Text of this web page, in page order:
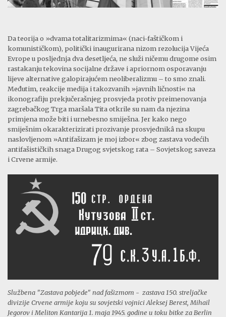
Da teorija o »dvama totalitarizmima« (naci-faštičkom i
komunističkom), politički inaugurirana nizom rezolucija Vijeća
Evrope u posljednja dva desetljeća, ne služi ničemu drugome osim
rastakanju tekovina socijalne države i apriornom osporavanju
lijeve alternative galopirajućem neoliberalizmu – to smo znali.
Međutim, reakcije medija i takozvanih »javnih ličnosti« na
ikonografiju prekjučerašnjeg prosvjeda protiv preimenovanja
zagrebačkog Trga maršala Tita otkrile su nam da njezina
primjena može biti i urnebesno smiješna. Jer kako nego
smiješnim okarakterizirati prozivanje prosvjednikâ na skupu
naslovljenom »Antifašizam je moj izbor« zbog zastava vodećih
antifašističkih snaga Drugog svjetskog rata – Sovjetskog saveza
i Crvene armije.
Službena "Zastava pobjede" nad fašizmom - zastava 150. streljačke
divizije Crvene armije koju su sovjetski vojnici Aleksej Berest, Mihail
Jegorov i Meliton Kantarija 1. maja 1945. godine u toku bitke za Berlin